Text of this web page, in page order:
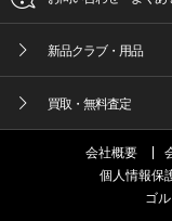
新品クラブ・用品
買取・無料査定
会社概要
個人情報保
ゴ